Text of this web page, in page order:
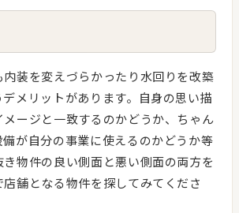
内装を変えづらかったり水回りを改築
デメリットがあります。自身の思い描
メージと一致するのかどうか、ちゃん
備が自分の事業に使えるのかどうか等
物件の良い側面と悪い側面の両方を
舗となる物件を探してみてくださ